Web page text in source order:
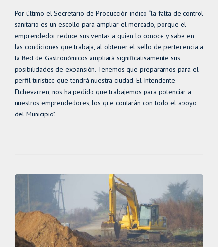
Por último el Secretario de Producción indicó “la falta de control
sanitario es un escollo para ampliar el mercado, porque el
emprendedor reduce sus ventas a quien lo conoce y sabe en
las condiciones que trabaja, al obtener el sello de pertenencia a
la Red de Gastronómicos ampliará significativamente sus
posibilidades de expansión. Tenemos que prepararnos para el
perfil turístico que tendrá nuestra ciudad. El Intendente
Etchevarren, nos ha pedido que trabajemos para potenciar a
nuestros emprendedores, los que contarán con todo el apoyo
del Municipio”.